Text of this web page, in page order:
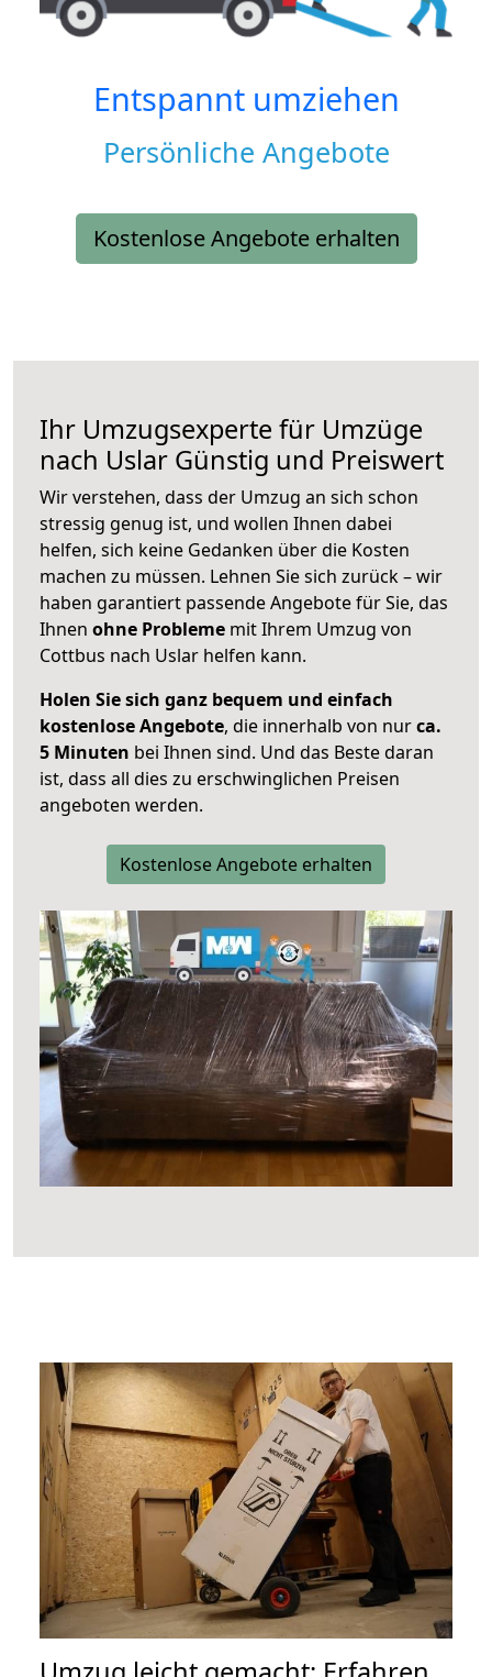
Entspannt umziehen
Persönliche Angebote
Kostenlose Angebote erhalten
Ihr Umzugsexperte für Umzüge
nach Uslar Günstig und Preiswert
Wir verstehen, dass der Umzug an sich schon
stressig genug ist, und wollen Ihnen dabei
helfen, sich keine Gedanken über die Kosten
machen zu müssen. Lehnen Sie sich zurück – wir
haben garantiert passende Angebote für Sie, das
Ihnen ohne Probleme mit Ihrem Umzug von
Cottbus nach Uslar helfen kann.
Holen Sie sich ganz bequem und einfach
kostenlose Angebote, die innerhalb von nurca.
5 Minuten bei Ihnen sind. Und das Beste daran
ist, dass all dies zu erschwinglichen Preisen
angeboten werden.
Kostenlose Angebote erhalten